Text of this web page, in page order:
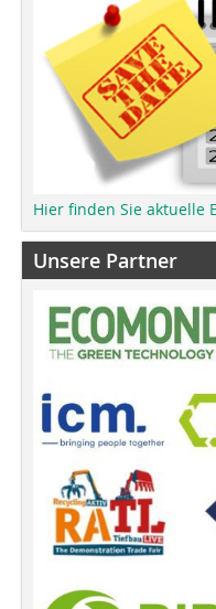
Hier finden Sie aktuelle
Unsere Partner